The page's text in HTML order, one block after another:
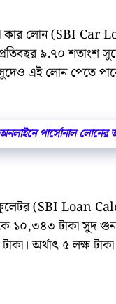
কার লোন (SBI Car
৯.৭০ শতাংশ
এই লোন পেতে
অনলাইনে পার্সোনাল
(SBI Loan
১০,৩৪৩ টাকা সুদ
অর্থাৎ ৫ লক্ষ